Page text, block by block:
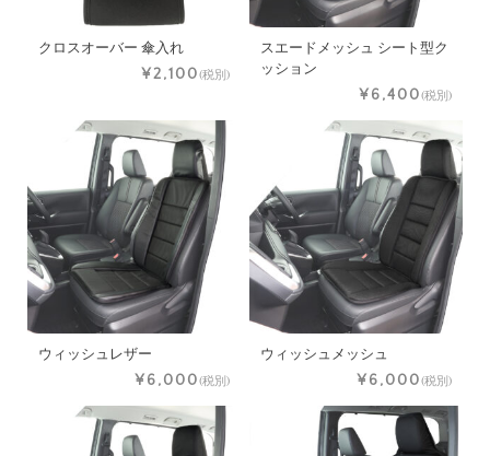
クロスオーバー 傘入れ
¥2,100(税別)
スエードメッシュ シート型ク
ッション
¥6,400(税別)
ウィッシュレザー
¥6,000(税別)
ウィッシュメッシュ
¥6,000(税別)